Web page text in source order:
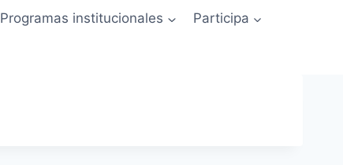
Programas institucionales Participa